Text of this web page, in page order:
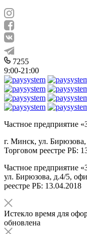
7255
9:00-21:00
Частное
г. Минск, ул.
Торговом реестре РБ:
Частное
ул. Бирюзова, д.4/5,
реестре РБ: 13.04.2018
Истекло время для
обновлена